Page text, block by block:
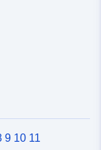
9 10 11